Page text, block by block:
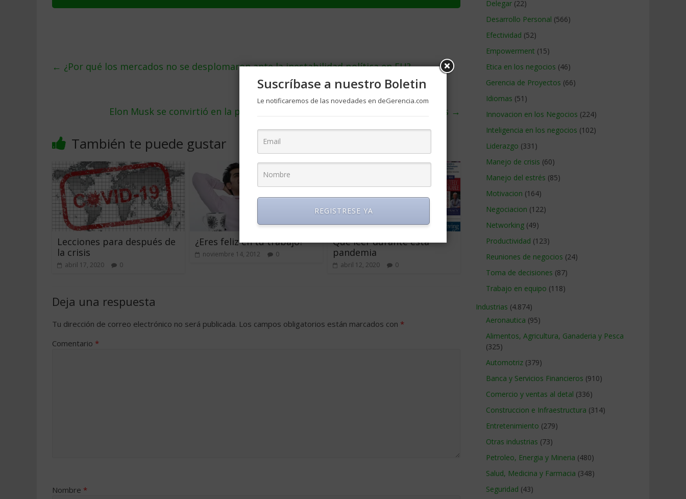
← ¿Por qué los mercados no se desplomaron ante la inestabilidad política en EU?
Elon Musk se convirtió en la persona más rica del mundo, superó a Jeff Bezos →
También te puede gustar
Lecciones para después de
la crisis
abril 17, 2020 0
¿Eres feliz en tu trabajo?
noviembre 14, 2012 0
Qué leer durante esta
pandemia
abril 12, 2020 0
Deja una respuesta
Tu dirección de correo electrónico no será publicada. Los campos obligatorios están marcados con *
Comentario *
Nombre *
Delegar (22)
Desarrollo Personal (566)
Efectividad (52)
Empowerment (15)
Etica en los negocios (46)
Gerencia de Proyectos (66)
Idiomas (51)
Innovacion en los Negocios (224)
Inteligencia en los negocios (102)
Liderazgo (331)
Manejo de crisis (60)
Manejo del estrés (85)
Motivacion (164)
Negociacion (122)
Networking (49)
Productividad (123)
Reuniones de negocios (24)
Toma de decisiones (87)
Trabajo en equipo (118)
Industrias (4.874)
Aeronautica (95)
Alimentos, Agricultura, Ganaderia y Pesca
(325)
Automotriz (379)
Banca y Servicios Financieros (910)
Comercio y ventas al detal (336)
Construccion e Infraestructura (314)
Entretenimiento (279)
Otras industrias (73)
Petroleo, Energia y Mineria (480)
Salud, Medicina y Farmacia (348)
Seguridad (43)
Suscríbase a nuestro Boletin
Le notificaremos de las novedades en deGerencia.com
REGISTRESE YA